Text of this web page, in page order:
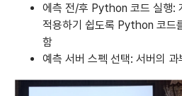
에측 전/후 Python 코드 실행:
적용하기 쉽도록 Python 코드
함
예측 서버 스펙 선택: 서버의 과